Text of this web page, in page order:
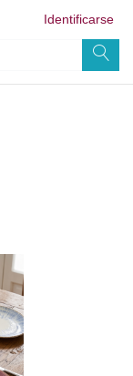
Identificarse